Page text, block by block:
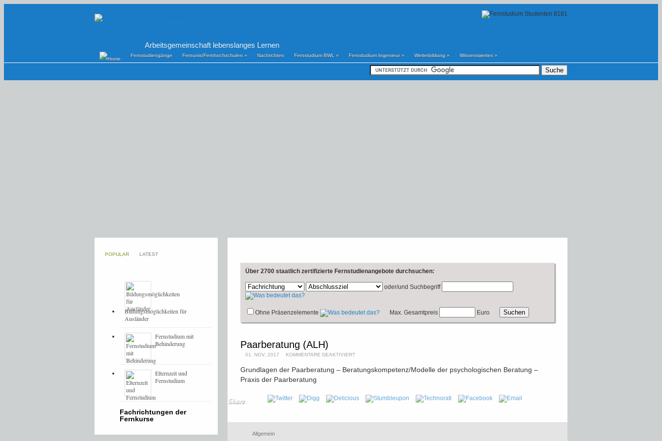
Arbeitsgemeinschaft lebenslanges Lernen
Fernstudiengänge Fernunis/Fernhochschulen » Nachrichten Fernstudium BWL » Fernstudium Ingenieur» Weiterbildung » Wissenswertes »
Über 2700 staatlich zertifizierte Fernstudienangebote durchsuchen:
oder/und Suchbegriff
Ohne Präsenzelemente Max. Gesamtpreis Euro
Paarberatung (ALH)
01. NOV, 2017 KOMMENTARE DEAKTIVIERT
Grundlagen der Paarberatung – Beratungskompetenz/Modelle der psychologischen Beratung –
Praxis der Paarberatung
Share
Allgemein
POPULAR LATEST
Bildungsmöglichkeiten für
Ausländer
Fernstudium mit
Behinderung
Elternzeit und
Fernstudium
Fachrichtungen der
Fernkurse